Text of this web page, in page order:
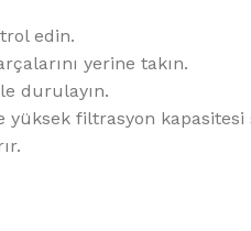
edin.
yerine takın.
durulayın.
yüksek filtrasyon